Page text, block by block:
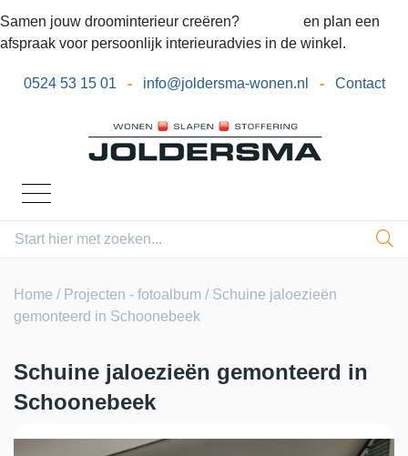
Samen jouw droominterieur creëren?
en plan een
afspraak voor persoonlijk interieuradvies in de winkel.
0524 53 15 01 - info@joldersma-wonen.nl - Contact
Home / Projecten - fotoalbum / Schuine jaloezieën
gemonteerd in Schoonebeek
Schuine jaloezieën gemonteerd in
Schoonebeek